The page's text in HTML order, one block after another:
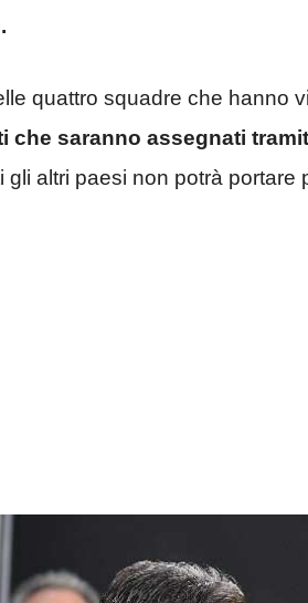
quattro squadre che hanno
che saranno assegnati
gli altri paesi non potrà portare